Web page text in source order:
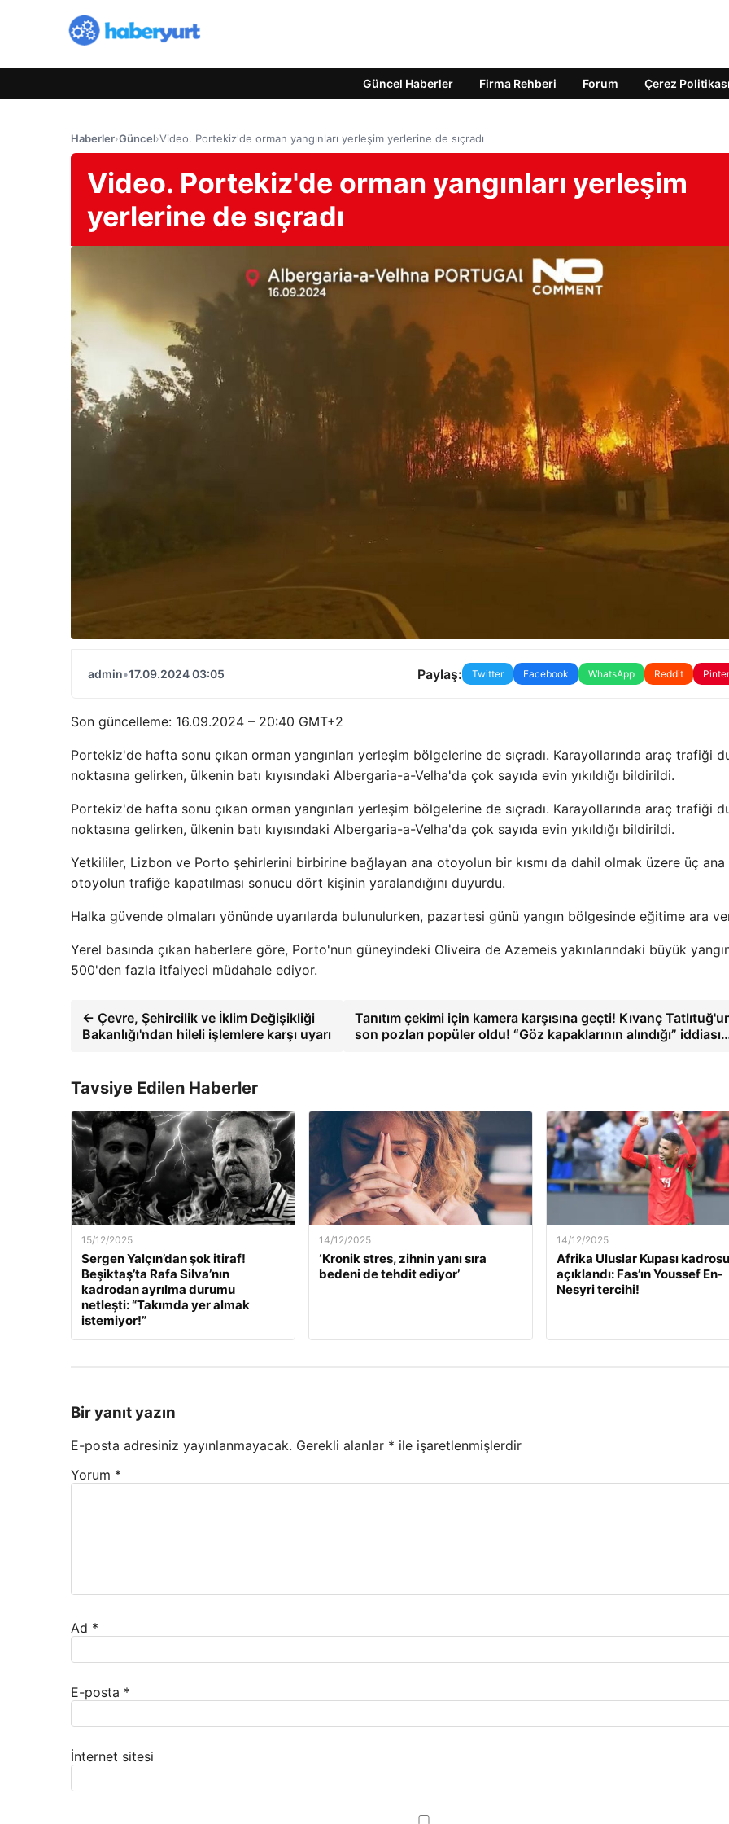
Güncel Haberler Firma Rehberi Forum Çerez Politikası
Haberler›Güncel›Video. Portekiz'de orman yangınları yerleşim yerlerine de sıçradı
Video. Portekiz'de orman yangınları yerleşim
yerlerine de sıçradı
admin•17.09.2024 03:05 Paylaş: Twitter Facebook WhatsApp Reddit
Son güncelleme: 16.09.2024 – 20:40 GMT+2
Portekiz'de hafta sonu çıkan orman yangınları yerleşim bölgelerine de sıçradı. Karayollarında araç trafiği
noktasına gelirken, ülkenin batı kıyısındaki Albergaria-a-Velha'da çok sayıda evin yıkıldığı bildirildi.
Portekiz'de hafta sonu çıkan orman yangınları yerleşim bölgelerine de sıçradı. Karayollarında araç trafiği
noktasına gelirken, ülkenin batı kıyısındaki Albergaria-a-Velha'da çok sayıda evin yıkıldığı bildirildi.
Yetkililer, Lizbon ve Porto şehirlerini birbirine bağlayan ana otoyolun bir kısmı da dahil olmak üzere üç ana
otoyolun trafiğe kapatılması sonucu dört kişinin yaralandığını duyurdu.
Halka güvende olmaları yönünde uyarılarda bulunulurken, pazartesi günü yangın bölgesinde eğitime ara
Yerel basında çıkan haberlere göre, Porto'nun güneyindeki Oliveira de Azemeis yakınlarındaki büyük
500'den fazla itfaiyeci müdahale ediyor.
← Çevre, Şehircilik ve İklim Değişikliği
Bakanlığı'ndan hileli işlemlere karşı uyarı
Tanıtım çekimi için kamera karşısına geçti! Kıvanç
son pozları popüler oldu! “Göz kapaklarının alındığı”
Tavsiye Edilen Haberler
15/12/2025
Sergen Yalçın’dan şok itiraf!
Beşiktaş’ta Rafa Silva’nın
kadrodan ayrılma durumu
netleşti: “Takımda yer almak
istemiyor!”
14/12/2025
‘Kronik stres, zihnin yanı sıra
bedeni de tehdit ediyor’
14/12/2025
Afrika Uluslar Kupası kadrosu
açıklandı: Fas’ın Youssef En-
Nesyri tercihi!
Bir yanıt yazın
E-posta adresiniz yayınlanmayacak. Gerekli alanlar * ile işaretlenmişlerdir
Yorum *
Ad *
E-posta *
İnternet sitesi